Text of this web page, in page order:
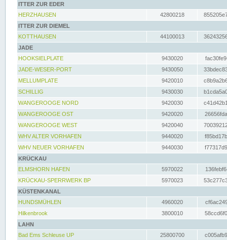
ITTER ZUR EDER
HERZHAUSEN
42800218
ITTER ZUR DIEMEL
KOTTHAUSEN
44100013
JADE
HOOKSIELPLATE
9430020
JADE-WESER-PORT
9430050
MELLUMPLATE
9420010
SCHILLIG
9430030
WANGEROOGE NORD
9420030
WANGEROOGE OST
9420020
WANGEROOGE WEST
9420040
WHV ALTER VORHAFEN
9440020
WHV NEUER VORHAFEN
9440030
KRÜCKAU
ELMSHORN HAFEN
5970022
KRÜCKAU-SPERRWERK BP
5970023
KÜSTENKANAL
HUNDSMÜHLEN
4960020
Hilkenbrook
3800010
LAHN
Bad Ems Schleuse UP
25800700